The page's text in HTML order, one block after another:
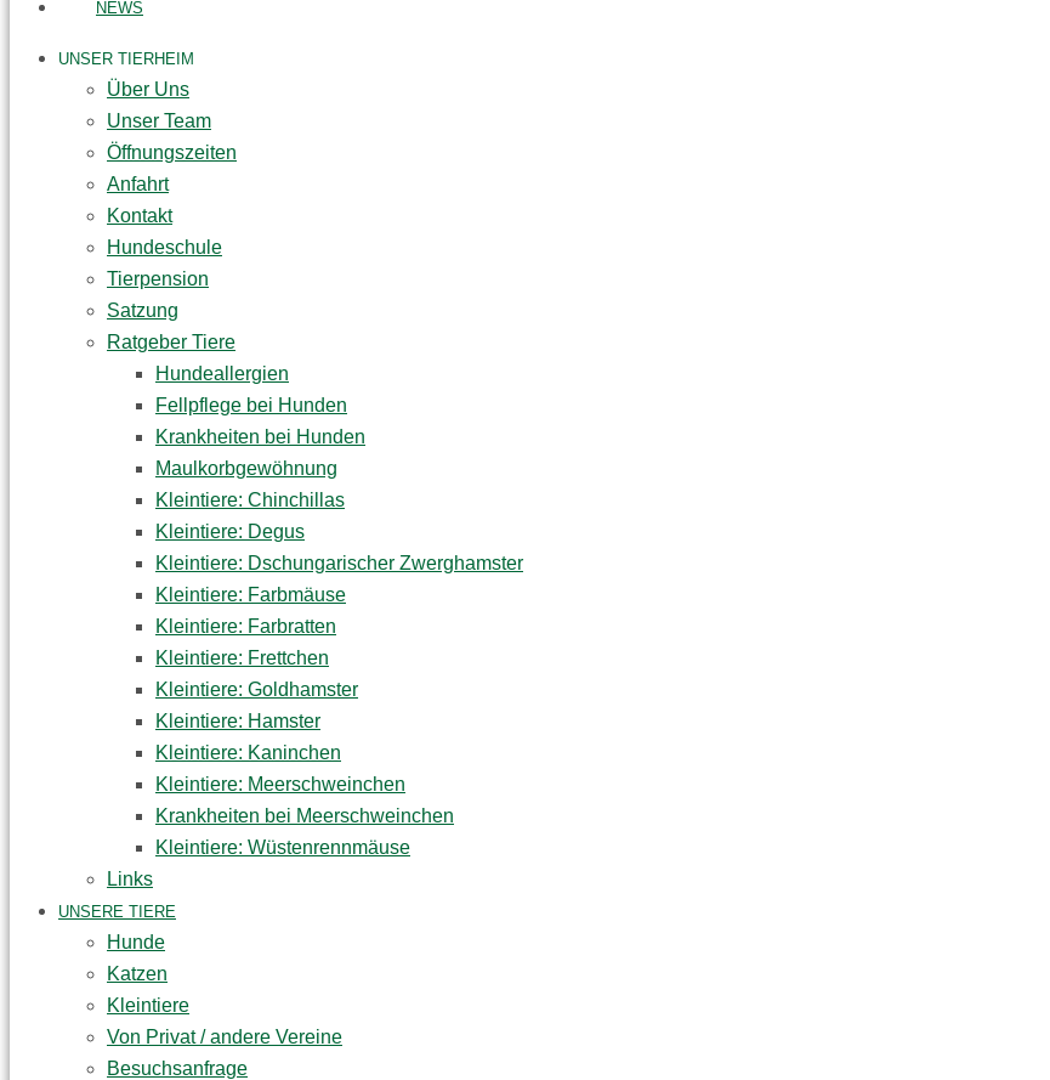
NEWS
UNSER TIERHEIM
Über Uns
Unser Team
Öffnungszeiten
Anfahrt
Kontakt
Hundeschule
Tierpension
Satzung
Ratgeber Tiere
Hundeallergien
Fellpflege bei Hunden
Krankheiten bei Hunden
Maulkorbgewöhnung
Kleintiere: Chinchillas
Kleintiere: Degus
Kleintiere: Dschungarischer Zwerghamster
Kleintiere: Farbmäuse
Kleintiere: Farbratten
Kleintiere: Frettchen
Kleintiere: Goldhamster
Kleintiere: Hamster
Kleintiere: Kaninchen
Kleintiere: Meerschweinchen
Krankheiten bei Meerschweinchen
Kleintiere: Wüstenrennmäuse
Links
UNSERE TIERE
Hunde
Katzen
Kleintiere
Von Privat / andere Vereine
Besuchsanfrage